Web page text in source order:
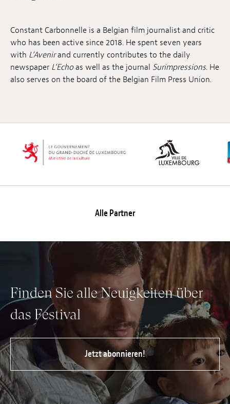
Einreichungen
Archives
Herunterladen
Constant Carbonnelle is a Belgian film journalist and critic
who has been active since 2018. He spent seven years
with L’Avenirand currently contributes to the daily
newspaper L’Echo as well as the journal Surimpressions. He
also serves on the board of the Belgian Film Press Union.
Alle Partner
Finden Sie alle Neuigkeiten über
das Festival
Jetzt abonnieren!